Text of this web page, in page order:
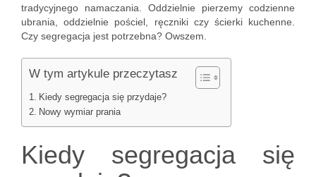
tradycyjnego namaczania. Oddzielnie pierzemy codzienne
ubrania, oddzielnie pościel, ręczniki czy ścierki kuchenne.
Czy segregacja jest potrzebna? Owszem.
W tym artykule przeczytasz
Kiedy segregacja się przydaje?
Nowy wymiar prania
Kiedy segregacja się